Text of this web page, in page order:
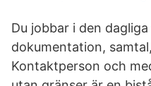
Du jobbar i den
dokumentation,
Kontaktperson och